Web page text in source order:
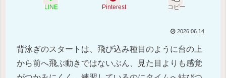
LINE Pinterest コピー
2026.06.14
背泳ぎのスタートは、飛び込み種目のように台の上
から前へ飛ぶ動きではないぶん、見た目よりも感覚